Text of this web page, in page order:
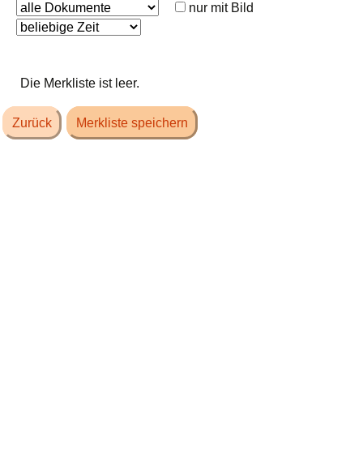
nur mit Bild
Die Merkliste ist leer.
Zurück Merkliste speichern